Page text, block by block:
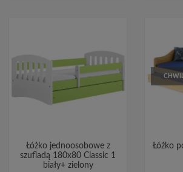
Łóżko jednoosobowe z
szufladą 180x80 Classic 1
biały+ zielony
Łóżko